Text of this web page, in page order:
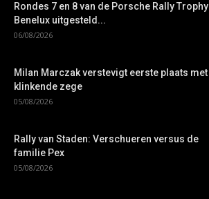
Rondes 7 en 8 van de Porsche Rally Trophy
Benelux uitgesteld...
06/08/2026
Milan Marczak verstevigt eerste plaats met
klinkende zege
05/08/2026
Rally van Staden: Verschueren versus de
familie Pex
05/08/2026